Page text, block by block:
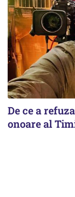
De ce a
onoare al